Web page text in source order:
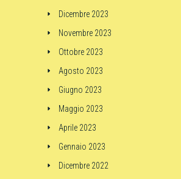
Dicembre 2023
Novembre 2023
Ottobre 2023
Agosto 2023
Giugno 2023
Maggio 2023
Aprile 2023
Gennaio 2023
Dicembre 2022